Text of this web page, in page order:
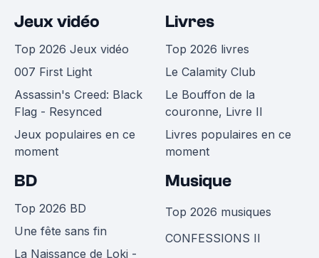
Jeux vidéo
Top 2026 Jeux vidéo
007 First Light
Assassin's Creed: Black
Flag - Resynced
Jeux populaires en ce
moment
Livres
Top 2026 livres
Le Calamity Club
Le Bouffon de la
couronne, Livre II
Livres populaires en ce
moment
BD
Top 2026 BD
Une fête sans fin
La Naissance de Loki -
Musique
Top 2026 musiques
CONFESSIONS II